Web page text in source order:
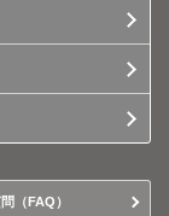
（FAQ）